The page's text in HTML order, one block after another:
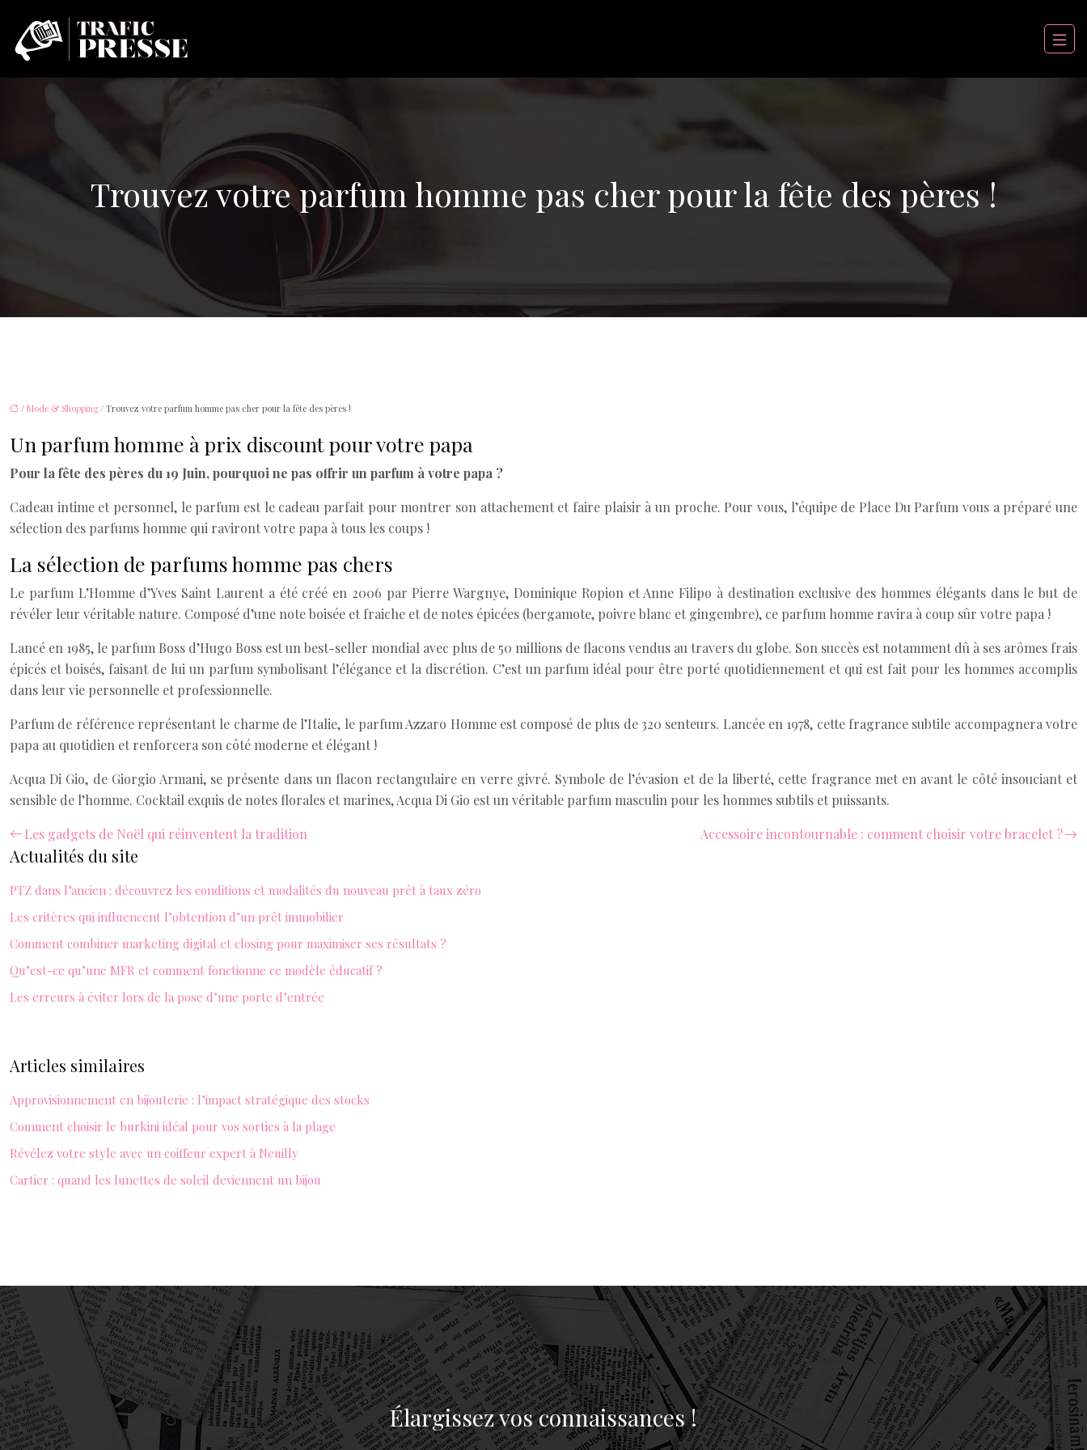
Trouvez votre parfum homme pas cher pour la fête des pères !
/ Mode & Shopping / Trouvez votre parfum homme pas cher pour la fête des pères !
Un parfum homme à prix discount pour votre papa
Pour la fête des pères du 19 Juin, pourquoi ne pas offrir un parfum à votre papa ?
Cadeau intime et personnel, le parfum est le cadeau parfait pour montrer son attachement et faire plaisir à un proche. Pour vous, l’équipe de Place Du Parfum vous a préparé une
sélection des parfums homme qui raviront votre papa à tous les coups !
La sélection de parfums homme pas chers
Le parfum L’Homme d’Yves Saint Laurent a été créé en 2006 par Pierre Wargnye, Dominique Ropion et Anne Filipo à destination exclusive des hommes élégants dans le but de
révéler leur véritable nature. Composé d’une note boisée et fraiche et de notes épicées (bergamote, poivre blanc et gingembre), ce parfum homme ravira à coup sûr votre papa !
Lancé en 1985, le parfum Boss d’Hugo Boss est un best-seller mondial avec plus de 50 millions de flacons vendus au travers du globe. Son succès est notamment dû à ses arômes frais
épicés et boisés, faisant de lui un parfum symbolisant l’élégance et la discrétion. C’est un parfum idéal pour être porté quotidiennement et qui est fait pour les hommes accomplis
dans leur vie personnelle et professionnelle.
Parfum de référence représentant le charme de l’Italie, le parfum Azzaro Homme est composé de plus de 320 senteurs. Lancée en 1978, cette fragrance subtile accompagnera votre
papa au quotidien et renforcera son côté moderne et élégant !
Acqua Di Gio, de Giorgio Armani, se présente dans un flacon rectangulaire en verre givré. Symbole de l’évasion et de la liberté, cette fragrance met en avant le côté insouciant et
sensible de l’homme. Cocktail exquis de notes florales et marines, Acqua Di Gio est un véritable parfum masculin pour les hommes subtils et puissants.
Les gadgets de Noël qui réinventent la tradition
Accessoire incontournable : comment choisir votre bracelet ?
Actualités du site
PTZ dans l’ancien : découvrez les conditions et modalités du nouveau prêt à taux zéro
Les critères qui influencent l’obtention d’un prêt immobilier
Comment combiner marketing digital et closing pour maximiser ses résultats ?
Qu’est-ce qu’une MFR et comment fonctionne ce modèle éducatif ?
Les erreurs à éviter lors de la pose d’une porte d’entrée
Articles similaires
Approvisionnement en bijouterie : l’impact stratégique des stocks
Comment choisir le burkini idéal pour vos sorties à la plage
Révélez votre style avec un coiffeur expert à Neuilly
Cartier : quand les lunettes de soleil deviennent un bijou
Élargissez vos connaissances !